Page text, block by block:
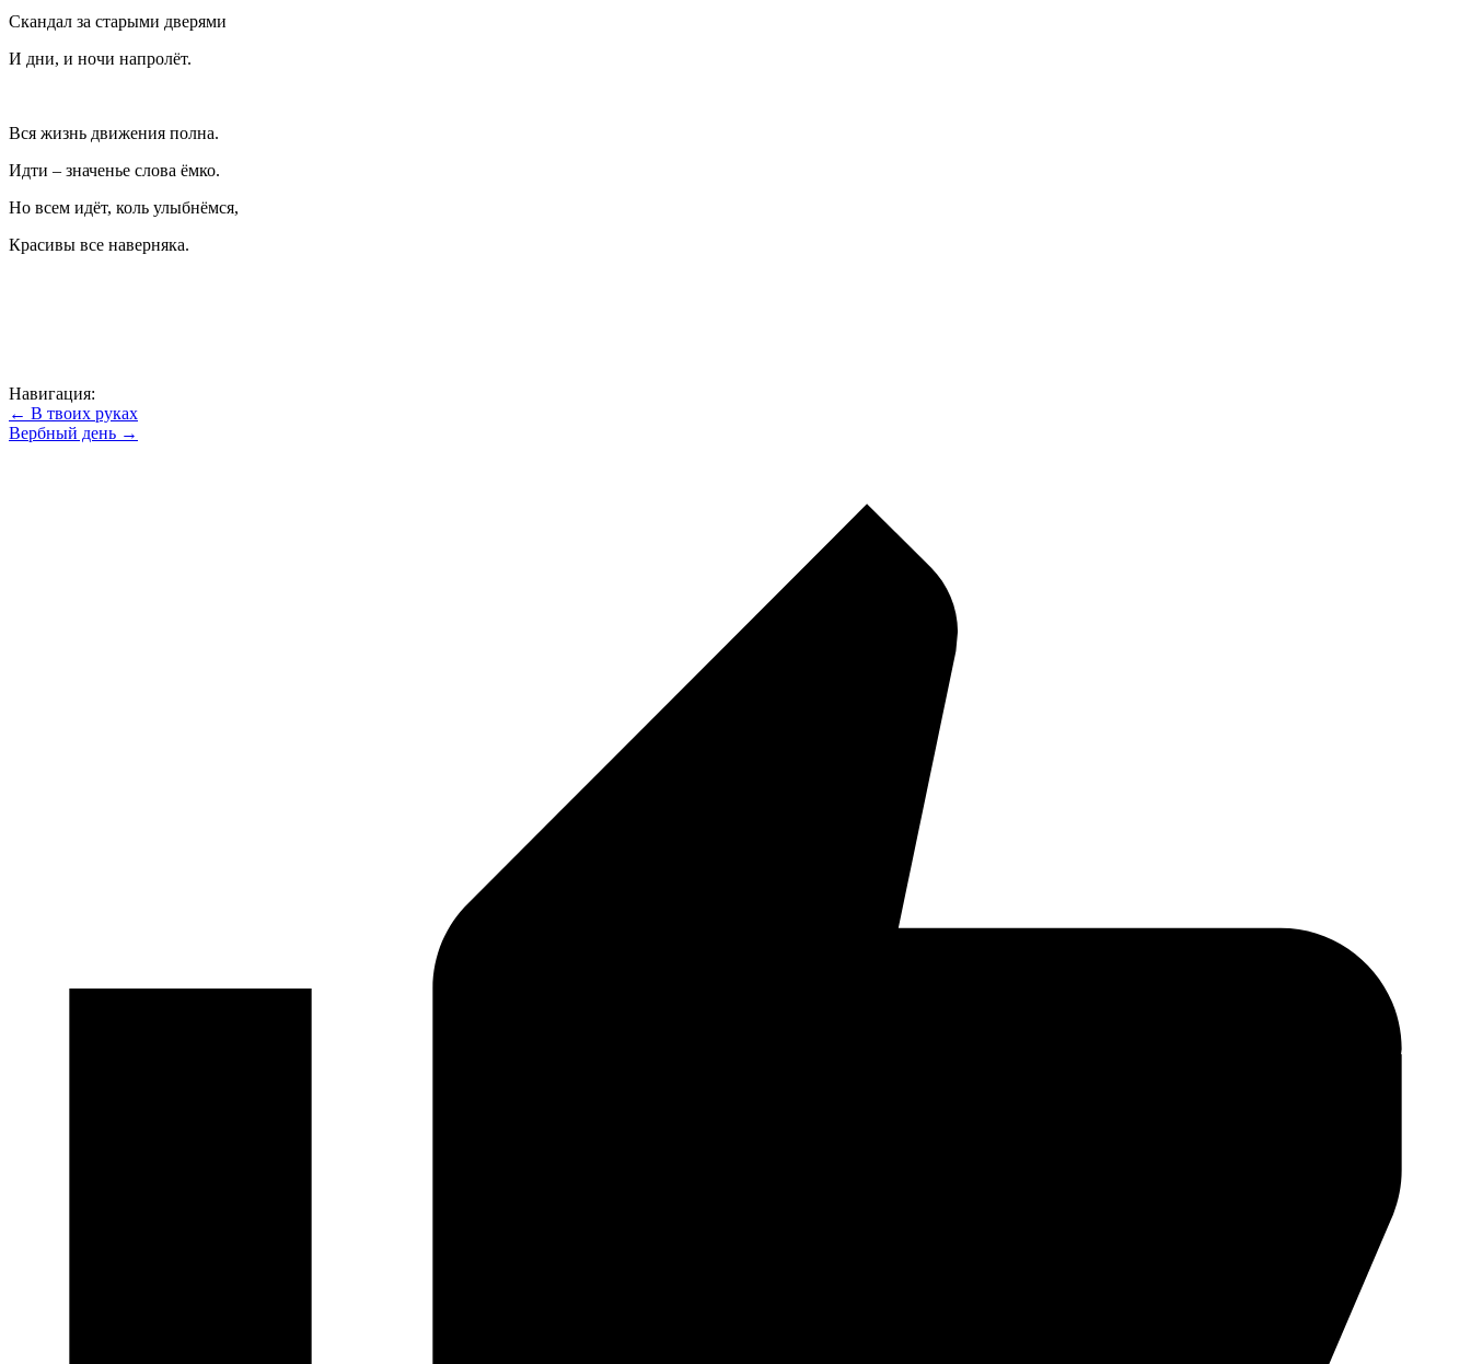
Скандал за старыми дверями
И дни, и ночи напролёт.
Вся жизнь движения полна.
Идти – значенье слова ёмко.
Но всем идёт, коль улыбнёмся,
Красивы все наверняка.
Навигация:
← В твоих руках
Вербный день →